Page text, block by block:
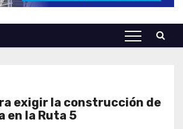
exigir la construcción de
en la Ruta 5